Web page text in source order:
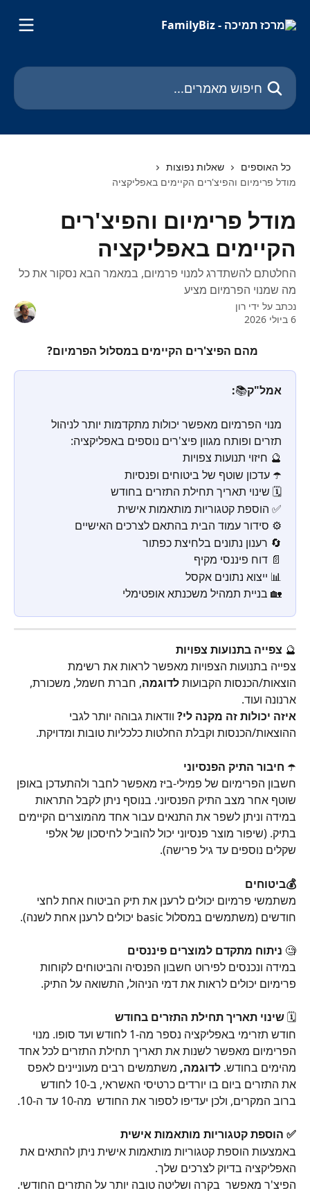
חיפוש מאמרים...
כל האוספים
שאלות נפוצות
מודל פרימיום והפיצ'רים הקיימים באפליקציה
מודל פרימיום והפיצ'רים
הקיימים באפליקציה
החלטתם להשתדרג למנוי פרמיום, במאמר הבא נסקור את כל
מה שמנוי הפרמיום מציע
נכתב על ידי רון
6 ביולי 2026
אמל"ק📚
:
מנוי הפרמיום מאפשר יכולות מתקדמות יותר לניהול
תזרים ופותח מגוון פיצ'רים נוספים באפליקציה:
🔮 חיזוי תנועות צפויות
☂️ עדכון שוטף של ביטוחים ופנסיות
🗓️ שינוי תאריך תחילת התזרים בחודש
✅ הוספת קטגוריות מותאמות אישית
⚙️ סידור עמוד הבית בהתאם לצרכים האישיים
🔄 רענון נתונים בלחיצת כפתור
📄 דוח פיננסי מקיף
📊 ייצוא נתונים אקסל
🏡 בניית תמהיל משכנתא אופטימלי
🔮 צפייה בתנועות צפויות
צפייה בתנועות הצפויות מאפשר לראות את רשימת
הוצאות/הכנסות הקבועות לדוגמה, חברת חשמל, משכורת,
ארנונה ועוד.
איזה יכולות זה מקנה לי? וודאות גבוהה יותר לגבי
ההוצאות/הכנסות וקבלת החלטות כלכליות טובות ומדויקת.
☂️ חיבור התיק הפנסיוני
חשבון הפרימיום של פמילי-ביז מאפשר לחבר ולהתעדכן באופן
שוטף אחר מצב התיק הפנסיוני. בנוסף ניתן לקבל התראות
במידה וניתן לשפר את התנאים עבור אחד מהמוצרים הקיימים
בתיק. (שיפור מוצר פנסיוני יכול להוביל לחיסכון של אלפי
שקלים נוספים עד גיל פרישה).
💰ביטוחים
משתמשי פרמיום יכולים לרענן את תיק הביטוח אחת לחצי
חודשים (משתמשים במסלול basic יכולים לרענן אחת לשנה).
🧐 ניתוח מתקדם למוצרים פיננסים
במידה ונכנסים לפירוט חשבון הפנסיה והביטוחים לקוחות
פרימיום יכולים לראות את דמי הניהול, התשואה על התיק.
🗓️ שינוי תאריך תחילת התזרים בחודש
חודש תזרימי באפליקציה נספר מה-1 לחודש ועד סופו. מנוי
הפרימיום מאפשר לשנות את תאריך תחילת התזרים לכל אחד
מהימים בחודש. לדוגמה, משתמשים רבים מעוניינים לאפס
את התזרים ביום בו יורדים כרטיסי האשראי, ב-10 לחודש
ברוב המקרים, ולכן יעדיפו לספור את החודש  מה-10 עד ה-10.
✅ הוספת קטגוריות מותאמות אישית
באמצעות הוספת קטגוריות מותאמות אישית ניתן להתאים את
האפליקציה בדיוק לצרכים שלך.
הפיצ'ר מאפשר  בקרה ושליטה טובה יותר על התזרים החודשי.